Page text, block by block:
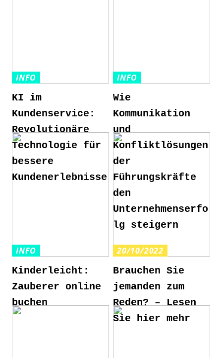
INFO
KI im
Kundenservice:
Revolutionäre
Technologie für
bessere
Kundenerlebnisse
INFO
Wie
Kommunikation
und
Konfliktlösungen
der
Führungskräfte
den
Unternehmenserfo
lg steigern
INFO
Kinderleicht:
Zauberer online
buchen
20/10/2022
Brauchen Sie
jemanden zum
Reden? – Lesen
Sie hier mehr